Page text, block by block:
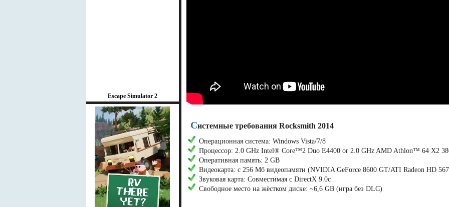
Escape Simulator 2
Системные требования Rocksmith 2014
Операционная система: Windows Vista/7/8
Процессор: 2.0 GHz Intel® Core™2 Duo E4400 or 2.0 GHz AMD Athlon™ 64 X2
Оперативная память: 2 GB
Видеокарта: с 256 Мб видеопамяти (NVIDIA GeForce 8600 GT/ATI Radeon HD
Звуковая карта: Совместимая с DirectX 9.0c
Свободное место на жёстком диске: ~6,6 GB (игра без DLC)